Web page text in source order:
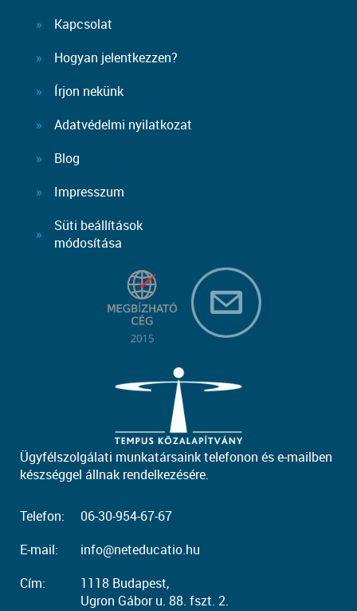
Kapcsolat
Hogyan jelentkezzen?
Írjon nekünk
Adatvédelmi nyilatkozat
Blog
Impresszum
Süti beállítások
módosítása
Ügyfélszolgálati munkatársaink telefonon és e-mailben
készséggel állnak rendelkezésére.
Telefon:
06-30-954-67-67
E-mail:
info@neteducatio.hu
Cím:
1118 Budapest,
Ugron Gábor u. 88. fszt. 2.